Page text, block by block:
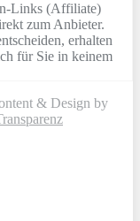
Links (Affiliate)
zum Anbieter.
erhalten
für Sie in keinem
& Design by